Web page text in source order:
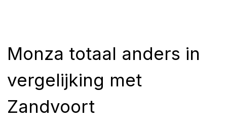
Monza totaal anders in
vergelijking met
Zandvoort